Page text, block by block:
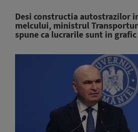
Desi constructia autostrazilor
melcului, ministrul
spune ca lucrarile sunt in grafic